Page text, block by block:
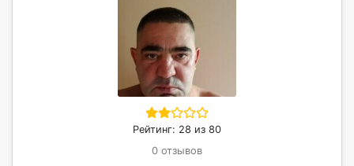
Рейтинг: 28 из 80
0 отзывов